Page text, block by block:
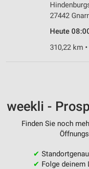
27442
Heute
310,22 km
weekli -
Finden Sie noch
✔
✔ Folge deinem